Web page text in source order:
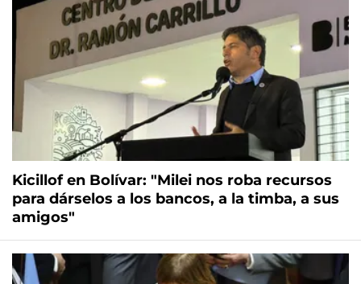
Kicillof en Bolívar: "Milei nos roba recursos
para dárselos a los bancos, a la timba, a sus
amigos"